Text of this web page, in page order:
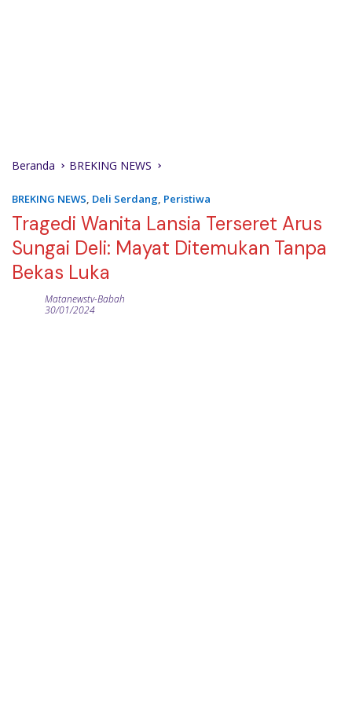
Beranda BREKING NEWS
BREKING NEWS, Deli Serdang, Peristiwa
Tragedi Wanita Lansia Terseret Arus
Sungai Deli: Mayat Ditemukan Tanpa
Bekas Luka
Matanewstv-Babah
30/01/2024